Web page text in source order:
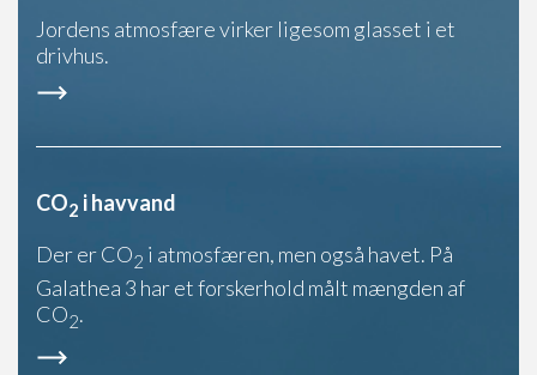
Jordens atmosfære virker ligesom glasset i et
drivhus.
CO2 i havvand
Der er CO2 i atmosfæren, men også havet. På
Galathea 3 har et forskerhold målt mængden af
CO2.